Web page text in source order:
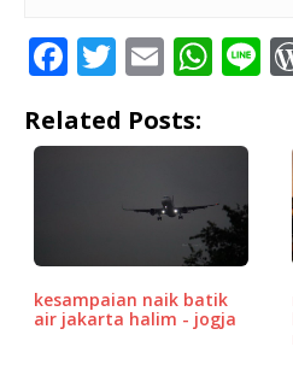
F
c
o
k
T
it
r
E
ai
W
at
A
p
p
Li
Related Posts:
kesampaian naik batik
air jakarta halim - jogja